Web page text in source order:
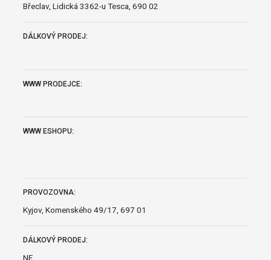
Břeclav, Lidická 3362-u Tesca, 690 02
DÁLKOVÝ PRODEJ:
WWW PRODEJCE:
WWW ESHOPU:
PROVOZOVNA:
Kyjov, Komenského 49/17, 697 01
DÁLKOVÝ PRODEJ:
NE